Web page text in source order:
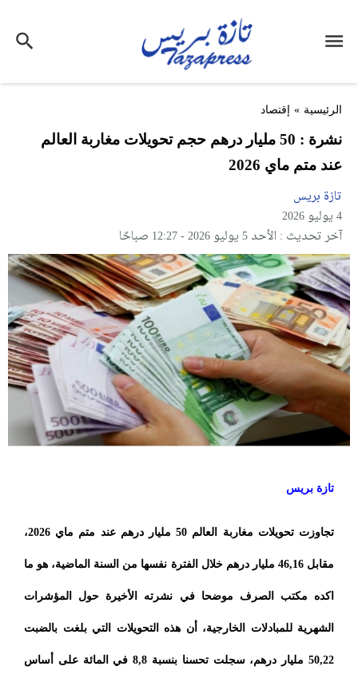
الرئيسية » إقتصاد
نشرة : 50 مليار درهم حجم تحويلات مغاربة العالم
عند متم ماي 2026
تازة بريس
4 يوليو 2026
آخر تحديث : الأحد 5 يوليو 2026 - 12:27 صباحًا
تازة بريس
تجاوزت تحويلات مغاربة العالم 50 مليار درهم عند متم ماي 2026،
مقابل 46,16 مليار درهم خلال الفترة نفسها من السنة الماضية، هو ما
اكده مكتب الصرف موضحا في نشرته الأخيرة حول المؤشرات
الشهرية للمبادلات الخارجية، أن هذه التحويلات التي بلغت بالضبت
50,22 مليار درهم، سجلت تحسنا بنسبة 8,8 في المائة على أساس